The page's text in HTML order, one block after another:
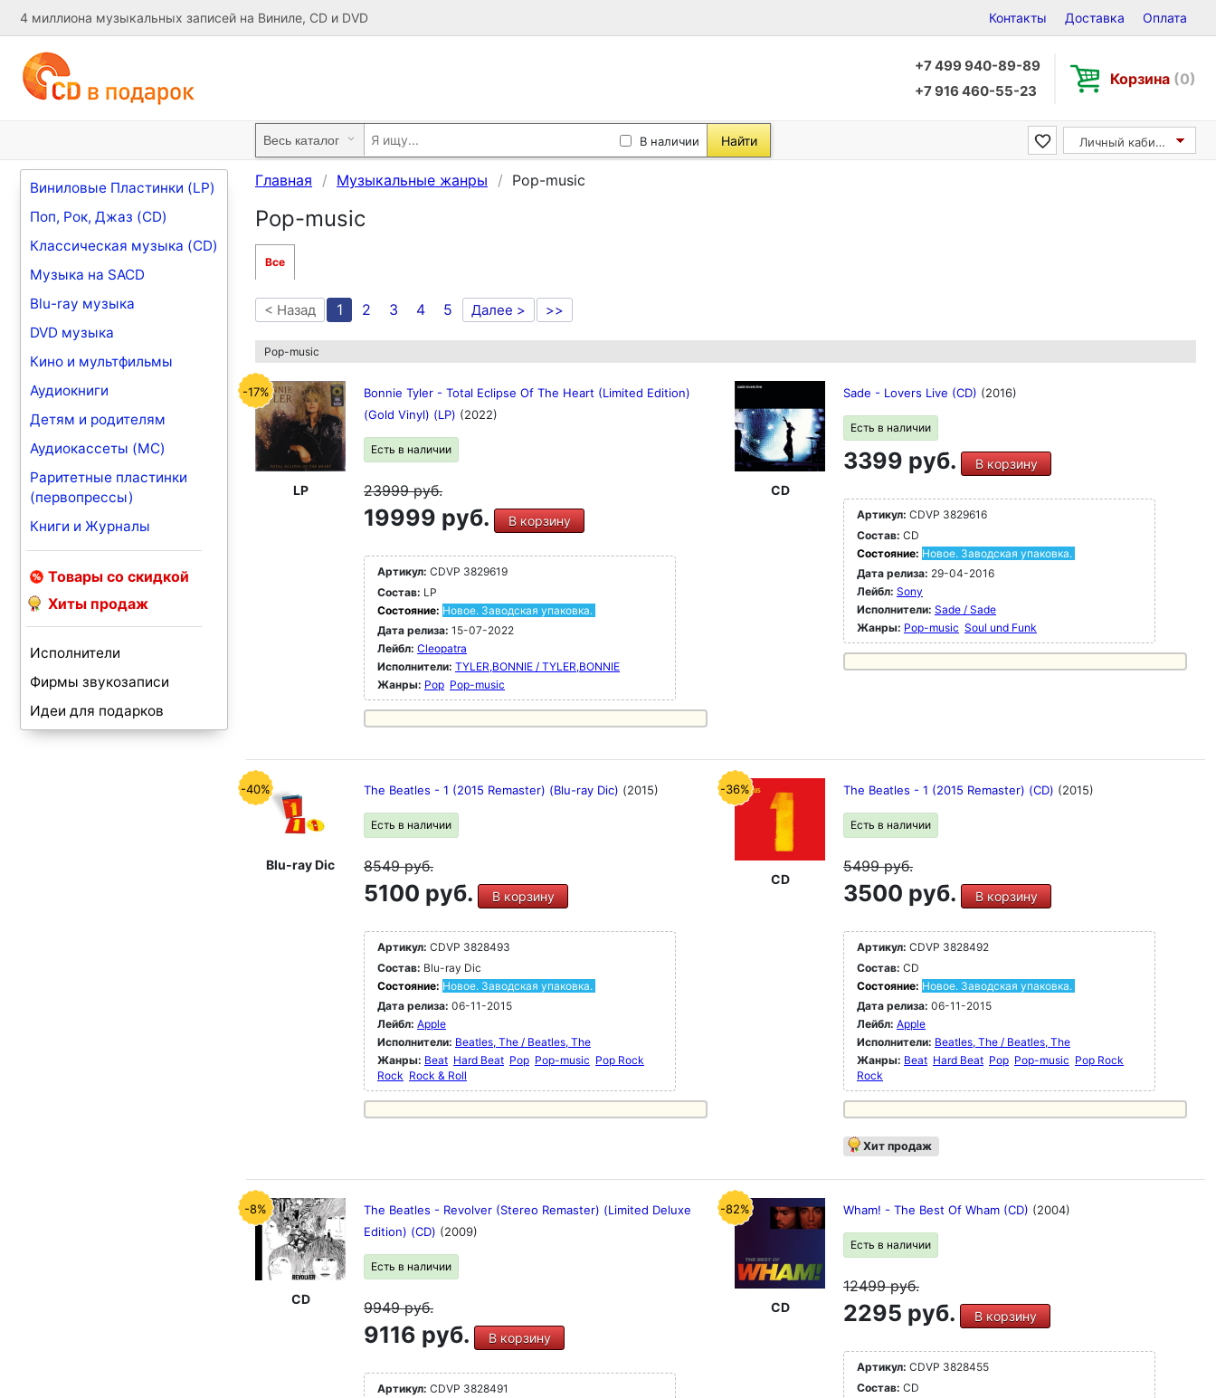
4 миллиона музыкальных записей на Виниле, CD и DVD Контакты Доставка Оплата
+7 499 940-89-89
+7 916 460-55-23
Корзина (0)
В наличии Найти Личный кабинет
Виниловые Пластинки (LP)
Поп, Рок, Джаз (CD)
Классическая музыка (CD)
Музыка на SACD
Blu-ray музыка
DVD музыка
Кино и мультфильмы
Аудиокниги
Детям и родителям
Аудиокассеты (MC)
Раритетные пластинки
(первопрессы)
Книги и Журналы
Товары со скидкой
Хиты продаж
Исполнители
Фирмы звукозаписи
Идеи для подарков
Главная Музыкальные жанры Pop-music
Pop-music
Все
< Назад 1 2 3 4 5 Далее > >>
Pop-music
-17%
LP
Bonnie Tyler - Total Eclipse Of The Heart (Limited Edition)
(Gold Vinyl) (LP) (2022)
Есть в наличии
23999руб.
19999 руб. В корзину
Артикул: CDVP 3829619
Состав: LP
Состояние: Новое. Заводская упаковка.
Дата релиза: 15-07-2022
Лейбл: Cleopatra
Исполнители: TYLER,BONNIE / TYLER,BONNIE
Жанры: Pop Pop-music
CD
Sade - Lovers Live (CD) (2016)
Есть в наличии
3399 руб. В корзину
Артикул: CDVP 3829616
Состав: CD
Состояние: Новое. Заводская упаковка.
Дата релиза: 29-04-2016
Лейбл: Sony
Исполнители: Sade / Sade
Жанры: Pop-music Soul und Funk
-40%
Blu-ray Dic
The Beatles - 1 (2015 Remaster) (Blu-ray Dic) (2015)
Есть в наличии
8549руб.
5100 руб. В корзину
Артикул: CDVP 3828493
Состав: Blu-ray Dic
Состояние: Новое. Заводская упаковка.
Дата релиза: 06-11-2015
Лейбл: Apple
Исполнители: Beatles, The / Beatles, The
Жанры: Beat Hard Beat Pop Pop-music Pop Rock
Rock Rock & Roll
-36%
CD
The Beatles - 1 (2015 Remaster) (CD) (2015)
Есть в наличии
5499руб.
3500 руб. В корзину
Артикул: CDVP 3828492
Состав: CD
Состояние: Новое. Заводская упаковка.
Дата релиза: 06-11-2015
Лейбл: Apple
Исполнители: Beatles, The / Beatles, The
Жанры: Beat Hard Beat Pop Pop-music Pop Rock
Rock
Хит продаж
-8%
CD
The Beatles - Revolver (Stereo Remaster) (Limited Deluxe
Edition) (CD) (2009)
Есть в наличии
9949руб.
9116 руб. В корзину
Артикул: CDVP 3828491
-82%
CD
Wham! - The Best Of Wham (CD) (2004)
Есть в наличии
12499руб.
2295 руб. В корзину
Артикул: CDVP 3828455
Состав: CD